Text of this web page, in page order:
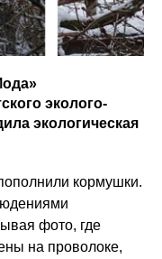
эколого-
экологическая
кормушки.
фото, где
на проволоке,